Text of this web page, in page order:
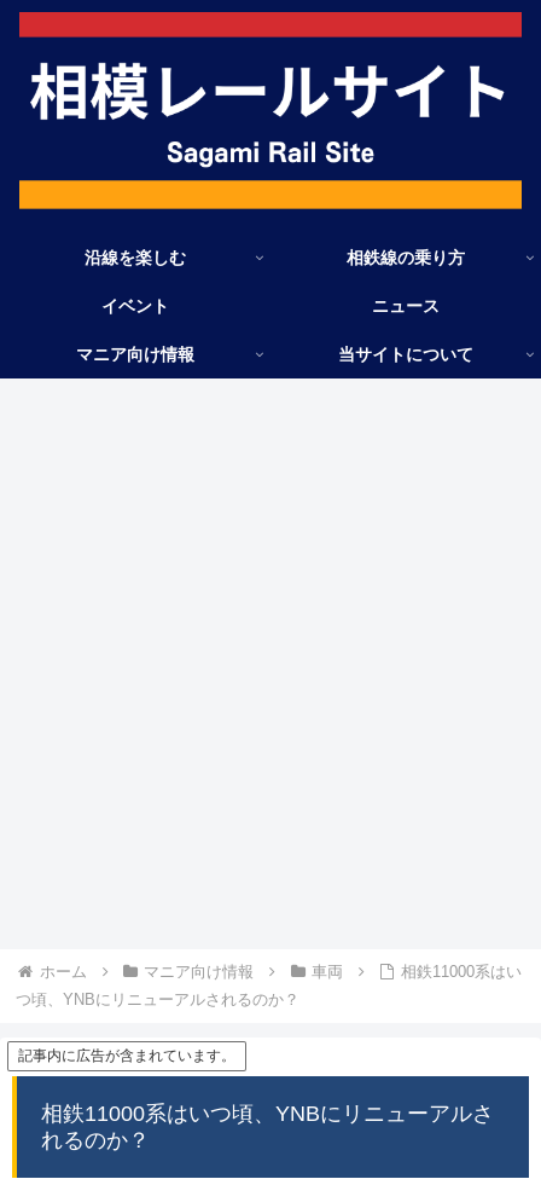
沿線を楽しむ 相鉄線の乗り方
イベント ニュース
マニア向け情報 当サイトについて
ホーム マニア向け情報 車両
相鉄11000系はい
つ頃、YNBにリニューアルされるのか？
記事内に広告が含まれています。
相鉄11000系はいつ頃、YNBにリニューアルさ
れるのか？